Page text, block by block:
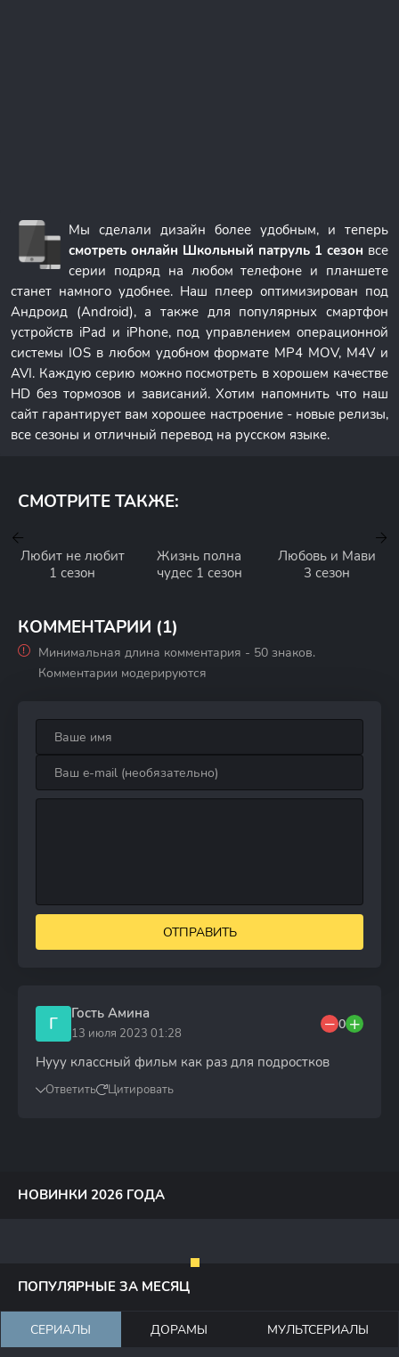
Мы сделали дизайн более удобным, и теперь
смотреть онлайн Школьный патруль 1 сезон все
серии подряд на любом телефоне и планшете
станет намного удобнее. Наш плеер оптимизирован под
Андроид (Android), а также для популярных смартфон
устройств iPad и iPhone, под управлением операционной
системы IOS в любом удобном формате MP4 MOV, M4V и
AVI. Каждую серию можно посмотреть в хорошем качестве
HD без тормозов и зависаний. Хотим напомнить что наш
сайт гарантирует вам хорошее настроение - новые релизы,
все сезоны и отличный перевод на русском языке.
СМОТРИТЕ ТАКЖЕ:
Любит не любит
1 сезон
Жизнь полна
чудес 1 сезон
Любовь и Мави
3 сезон
КОММЕНТАРИИ (1)
Минимальная длина комментария - 50 знаков.
Комментарии модерируются
ОТПРАВИТЬ
Г Гость Амина
13 июля 2023 01:28
0
Нууу классный фильм как раз для подростков
Ответить Цитировать
НОВИНКИ 2026 ГОДА
ПОПУЛЯРНЫЕ ЗА МЕСЯЦ
СЕРИАЛЫ ДОРАМЫ МУЛЬТСЕРИАЛЫ